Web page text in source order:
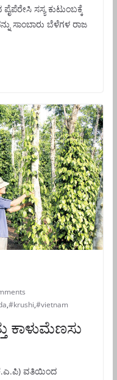
ಸಸ್ಯ ಕುಟುಂಬಕ್ಕೆ
ಸಾಂಬಾರು ಬೆಳೆಗಳ ರಾಜ
,#krushi,#vietnam
ಕಾಳುಮೆಣಸು
ವತಿಯಿಂದ